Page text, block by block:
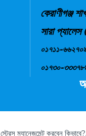
কেরাণীগঞ্জ
সারা
০১৭১১-
০১৭৩০-
স্ট্রেস ম্যানেজমেন্ট করবেন কিভাবে?,